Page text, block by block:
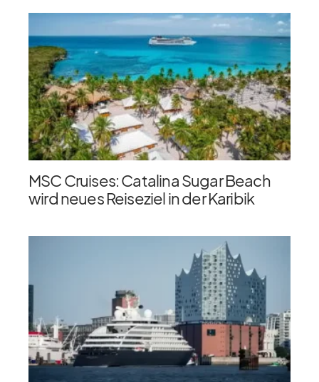
MSC Cruises: Catalina Sugar Beach
wird neues Reiseziel in der Karibik